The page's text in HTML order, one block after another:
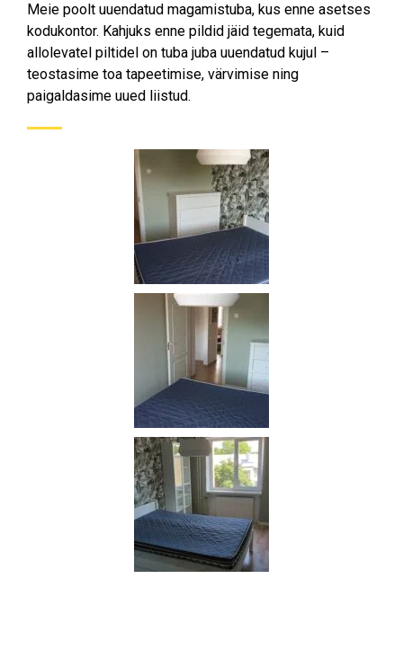
Meie poolt uuendatud magamistuba, kus enne asetses
kodukontor. Kahjuks enne pildid jäid tegemata, kuid
allolevatel piltidel on tuba juba uuendatud kujul –
teostasime toa tapeetimise, värvimise ning
paigaldasime uued liistud.